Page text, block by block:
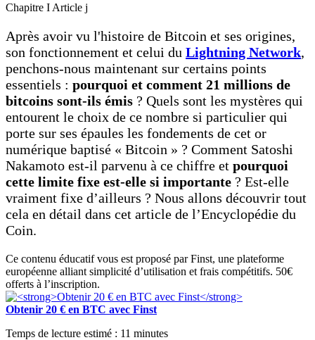
Chapitre I Article j
Après avoir vu l'histoire de Bitcoin et ses origines,
son fonctionnement et celui du Lightning Network,
penchons-nous maintenant sur certains points
essentiels : pourquoi et comment 21 millions de
bitcoins sont-ils émis ? Quels sont les mystères qui
entourent le choix de ce nombre si particulier qui
porte sur ses épaules les fondements de cet or
numérique baptisé « Bitcoin » ? Comment Satoshi
Nakamoto est-il parvenu à ce chiffre et pourquoi
cette limite fixe est-elle si importante ? Est-elle
vraiment fixe d’ailleurs ? Nous allons découvrir tout
cela en détail dans cet article de l’Encyclopédie du
Coin.
Ce contenu éducatif vous est proposé par Finst, une plateforme
européenne alliant simplicité d’utilisation et frais compétitifs. 50€
offerts à l’inscription.
Obtenir 20 € en BTC avec Finst
Temps de lecture estimé : 11 minutes